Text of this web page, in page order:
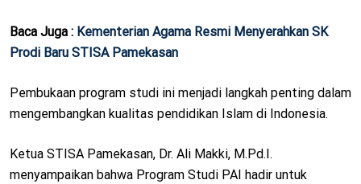
Baca Juga : Kementerian Agama Resmi Menyerahkan SK
Prodi Baru STISA Pamekasan
Pembukaan program studi ini menjadi langkah penting dalam
mengembangkan kualitas pendidikan Islam di Indonesia.
Ketua STISA Pamekasan, Dr. Ali Makki, M.Pd.I.
menyampaikan bahwa Program Studi PAI hadir untuk